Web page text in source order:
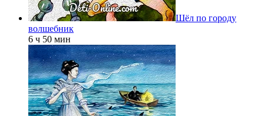
Шёл по городу
волшебник
6 ч 50 мин